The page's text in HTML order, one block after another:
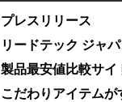
プレスリリース
リードテック ジャ
製品最安値比較サイ
こだわりアイテムが